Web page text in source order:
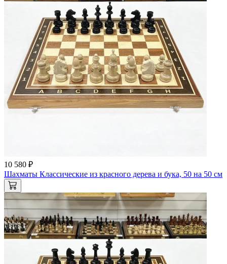
10 580 ₽
Шахматы Классические из красного дерева и бука, 50 на 50 см